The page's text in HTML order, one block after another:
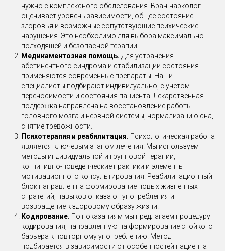
нужно с комплексного обследования. Врач-нарколог
оценивает уровень зависимости, общее состояние
здоровья и возможные сопутствующие психические
нарушения. Это необходимо для выбора максимально
подходящей и безопасной терапии.
Медикаментозная помощь. Для устранения
абстинентного синдрома и стабилизации состояния
применяются современные препараты. Наши
специалисты подбирают индивидуально, с учётом
переносимости и состояния пациента. Лекарственная
поддержка направлена на восстановление работы
головного мозга и нервной системы, нормализацию сна,
снятие тревожности.
Психотерапия и реабилитация. Психологическая работа
является ключевым этапом лечения. Мы используем
методы индивидуальной и групповой терапии,
когнитивно-поведенческие практики и элементы
мотивационного консультирования. Реабилитационный
блок направлен на формирование новых жизненных
стратегий, навыков отказа от употребления и
возвращение к здоровому образу жизни.
Кодирование. По показаниям мы предлагаем процедуру
кодирования, направленную на формирование стойкого
барьера к повторному употреблению. Метод
подбирается в зависимости от особенностей пациента —